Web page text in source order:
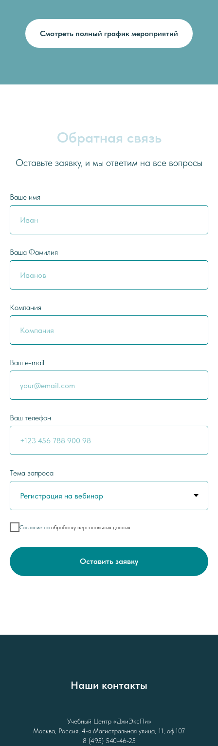
Смотреть полный график мероприятий
Обратная связь
Оставьте заявку, и мы ответим на все вопросы
Ваше имя
Ваша Фамилия
Компания
Ваш e-mail
Ваш телефон
Тема запроса
Согласие на обработку персональных данных
Оставить заявку
Наши контакты
Учебный Центр «ДжиЭксПи»
Москва, Россия, 4-я Магистральная улица, 11, оф.107
8 (495) 540-46-25